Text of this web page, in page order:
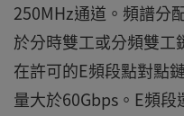
250MHz通道。頻譜分
於分時雙工或分頻雙
在許可的E頻段點對點
量大於60Gbps。E頻